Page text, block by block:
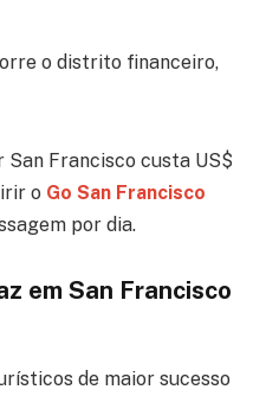
o distrito financeiro,
San Francisco custa US$
o Go San Francisco
por dia.
em San Francisco
de maior sucesso